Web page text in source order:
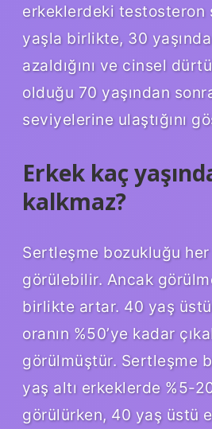
erkeklerdeki testosteron
yaşla birlikte, 30
azaldığını ve cinsel
olduğu 70 yaşından
seviyelerine ulaştığını
Erkek kaç
kalkmaz?
Sertleşme bozukluğu
görülebilir. Ancak
birlikte artar. 40 yaş
oranın %50’ye kadar
görülmüştür. Sertleşme
yaş altı erkeklerde %5-
görülürken, 40 yaş üstü